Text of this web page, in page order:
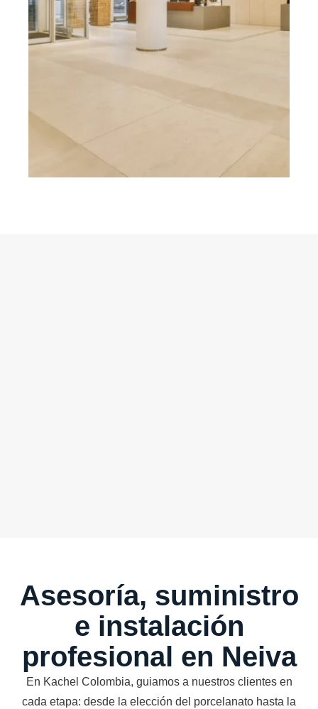
Asesoría, suministro
e instalación
profesional en Neiva
En Kachel Colombia, guiamos a nuestros clientes en
cada etapa: desde la elección del porcelanato hasta la